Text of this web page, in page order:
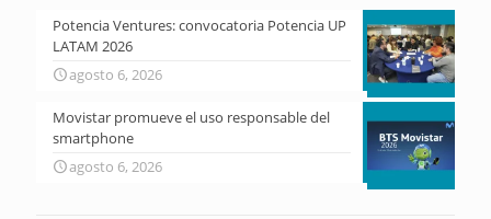
Potencia Ventures: convocatoria Potencia UP
LATAM 2026
agosto 6, 2026
Movistar promueve el uso responsable del
smartphone
agosto 6, 2026